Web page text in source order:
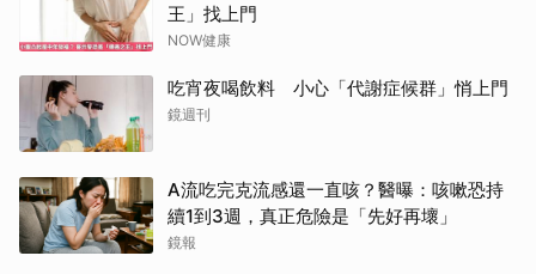
王」找上門
NOW健康
吃宵夜喝飲料 小心「代謝症候群」悄上門
鏡週刊
A流吃完克流感還一直咳？醫曝：咳嗽恐持
續1到3週，真正危險是「先好再壞」
鏡報